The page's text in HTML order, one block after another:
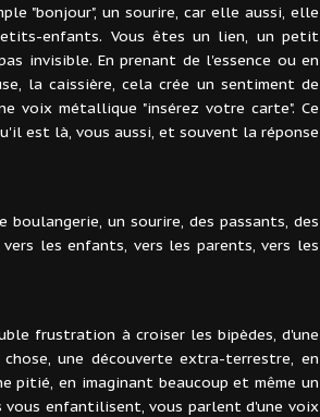
"bonjour", un sourire, car elle aussi, elle
enfants. Vous êtes un lien, un petit
invisible. En prenant de l'essence ou en
la caissière, cela crée un sentiment de
voix métallique "insérez votre carte". Ce
est là, vous aussi, et souvent la réponse
un sourire, des passants, des
les enfants, vers les parents, vers les
frustration à croiser les bipèdes, d'une
une découverte extra-terrestre, en
pitié, en imaginant beaucoup et même un
enfantilisent, vous parlent d'une voix